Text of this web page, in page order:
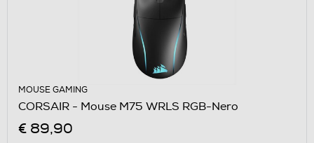
MOUSE GAMING
CORSAIR - Mouse M75 WRLS RGB-Nero
€ 89,90